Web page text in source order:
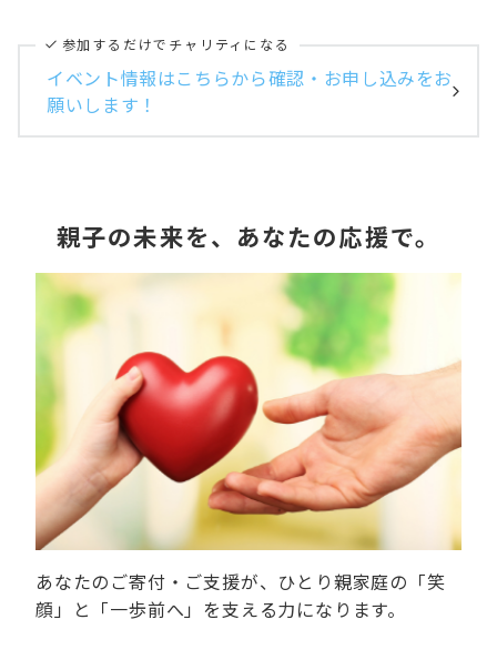
参加するだけでチャリティになる
イベント情報はこちらから確認・お申し込みをお
願いします！
親子の未来を、あなたの応援で。
あなたのご寄付・ご支援が、ひとり親家庭の「笑
顔」と「一歩前へ」を支える力になります。